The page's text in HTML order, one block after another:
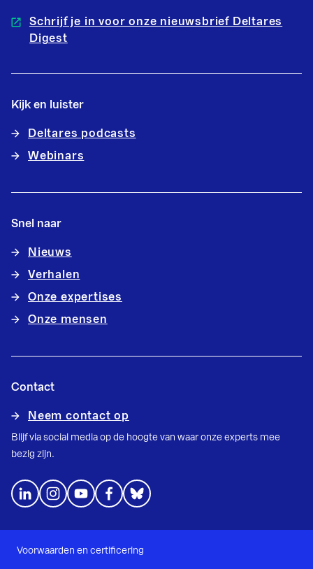
Schrijf je in voor onze nieuwsbrief Deltares
Digest
Kijk en luister
Deltares podcasts
Webinars
Snel naar
Nieuws
Verhalen
Onze expertises
Onze mensen
Contact
Neem contact op
Blijf via social media op de hoogte van waar onze experts mee
bezig zijn.
Voorwaarden en certificering